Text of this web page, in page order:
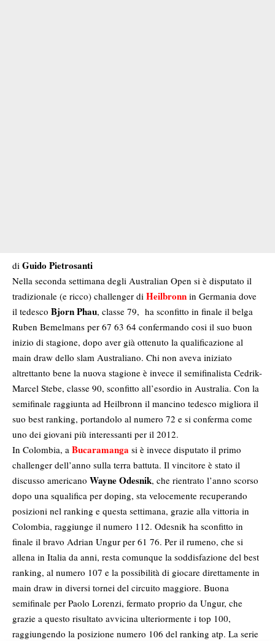
di Guido Pietrosanti
Nella seconda settimana degli Australian Open si è disputato il
tradizionale (e ricco) challenger di Heilbronn in Germania dove
il tedesco Bjorn Phau, classe 79, ha sconfitto in finale il belga
Ruben Bemelmans per 67 63 64 confermando cosi il suo buon
inizio di stagione, dopo aver già ottenuto la qualificazione al
main draw dello slam Australiano. Chi non aveva iniziato
altrettanto bene la nuova stagione è invece il semifinalista Cedrik-
Marcel Stebe, classe 90, sconfitto all’esordio in Australia. Con la
semifinale raggiunta ad Heilbronn il mancino tedesco migliora il
suo best ranking, portandolo al numero 72 e si conferma come
uno dei giovani più interessanti per il 2012.
In Colombia, a Bucaramanga si è invece disputato il primo
challenger dell’anno sulla terra battuta. Il vincitore è stato il
discusso americano Wayne Odesnik, che rientrato l’anno scorso
dopo una squalifica per doping, sta velocemente recuperando
posizioni nel ranking e questa settimana, grazie alla vittoria in
Colombia, raggiunge il numero 112. Odesnik ha sconfitto in
finale il bravo Adrian Ungur per 61 76. Per il rumeno, che si
allena in Italia da anni, resta comunque la soddisfazione del best
ranking, al numero 107 e la possibilità di giocare direttamente in
main draw in diversi tornei del circuito maggiore. Buona
semifinale per Paolo Lorenzi, fermato proprio da Ungur, che
grazie a questo risultato avvicina ulteriormente i top 100,
raggiungendo la posizione numero 106 del ranking atp. La serie